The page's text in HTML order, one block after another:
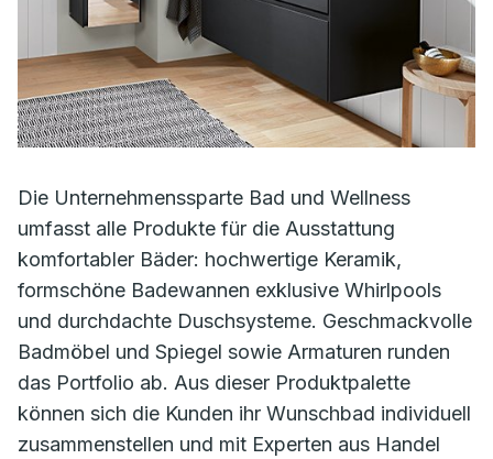
Die Unternehmenssparte Bad und Wellness
umfasst alle Produkte für die Ausstattung
komfortabler Bäder: hochwertige Keramik,
formschöne Badewannen exklusive Whirlpools
und durchdachte Duschsysteme. Geschmackvolle
Badmöbel und Spiegel sowie Armaturen runden
das Portfolio ab. Aus dieser Produktpalette
können sich die Kunden ihr Wunschbad individuell
zusammenstellen und mit Experten aus Handel